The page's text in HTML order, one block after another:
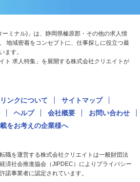
ーミナル)」は、静岡県榛原郡・その他の求人情
地域密着をコンセプトに、仕事探しに役立つ最
ます。
ト 求人特集」を展開する株式会社クリエイトが
リンクについて
サイトマップ
ヘルプ 会社概要
お問い合わせ
をお考えの企業様へ
職を運営する株式会社クリエイトは一般財団法
済社会推進協会（JIPDEC）によりプライバシー
諾事業者に認定されています。